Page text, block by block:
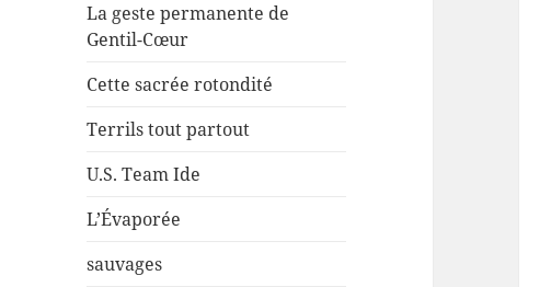
La geste permanente de
Gentil-Cœur
Cette sacrée rotondité
Terrils tout partout
U.S. Team Ide
L’Évaporée
sauvages